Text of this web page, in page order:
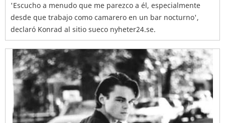
'Escucho a menudo que me parezco a él, especialmente
desde que trabajo como camarero en un bar nocturno',
declaró Konrad al sitio sueco nyheter24.se.